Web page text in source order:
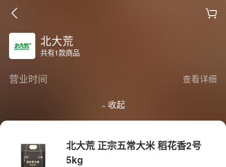
北大荒
共有1款商品
营业时间 查看详细
收起
北大荒 正宗五常大米 稻花香2号
5kg